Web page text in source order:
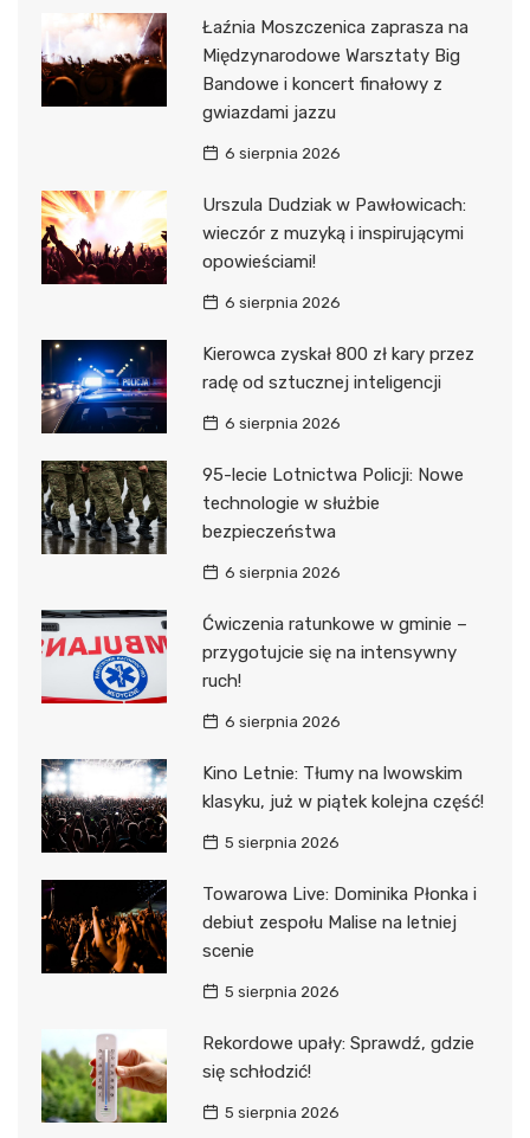
Łaźnia Moszczenica zaprasza na
Międzynarodowe Warsztaty Big
Bandowe i koncert finałowy z
gwiazdami jazzu
6 sierpnia 2026
Urszula Dudziak w Pawłowicach:
wieczór z muzyką i inspirującymi
opowieściami!
6 sierpnia 2026
Kierowca zyskał 800 zł kary przez
radę od sztucznej inteligencji
6 sierpnia 2026
95-lecie Lotnictwa Policji: Nowe
technologie w służbie
bezpieczeństwa
6 sierpnia 2026
Ćwiczenia ratunkowe w gminie –
przygotujcie się na intensywny
ruch!
6 sierpnia 2026
Kino Letnie: Tłumy na lwowskim
klasyku, już w piątek kolejna część!
5 sierpnia 2026
Towarowa Live: Dominika Płonka i
debiut zespołu Malise na letniej
scenie
5 sierpnia 2026
Rekordowe upały: Sprawdź, gdzie
się schłodzić!
5 sierpnia 2026